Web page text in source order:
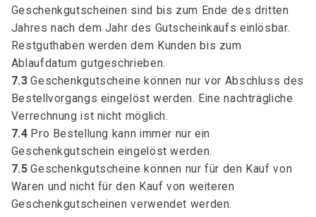
Geschenkgutscheinen sind bis zum Ende des dritten
Jahres nach dem Jahr des Gutscheinkaufs einlösbar.
Restguthaben werden dem Kunden bis zum
Ablaufdatum gutgeschrieben.
7.3 Geschenkgutscheine können nur vor Abschluss des
Bestellvorgangs eingelöst werden. Eine nachträgliche
Verrechnung ist nicht möglich.
7.4 Pro Bestellung kann immer nur ein
Geschenkgutschein eingelöst werden.
7.5 Geschenkgutscheine können nur für den Kauf von
Waren und nicht für den Kauf von weiteren
Geschenkgutscheinen verwendet werden.